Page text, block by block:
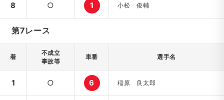
8 ○ 1 小松 俊輔
第7レース
着
不成立
事故等
車番 選手名
1 ○ 6 稲原 良太郎